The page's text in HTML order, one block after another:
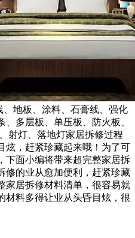
地板、涂料、石膏线、强化
多层板、单压板、防火板、
射灯、落地灯家居拆修过程
炫，赶紧珍藏起来哦！为了可
下面小编将带来超完整家居拆
修的业从愈加便利，赶紧珍藏
家居拆修材料清单，很容易就
材料多得让业从头昏目炫，很